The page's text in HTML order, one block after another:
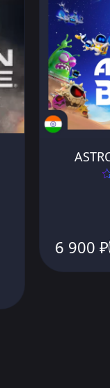
6 900 ₽